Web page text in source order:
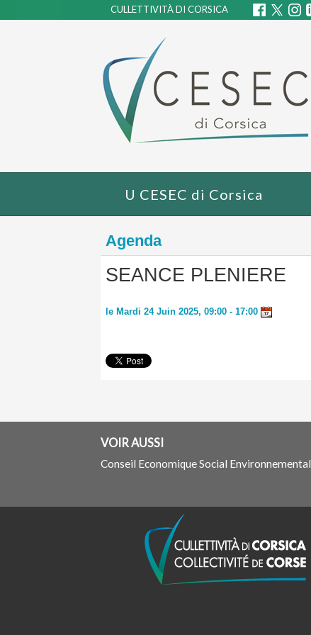
CULLETTIVITÀ DI CORSICA
U CESEC di Corsica
Agenda
SEANCE PLENIERE
le Mardi 24 Juin 2025, 09:00 - 17:00
VOIR AUSSI
Conseil Economique Social Environnemental